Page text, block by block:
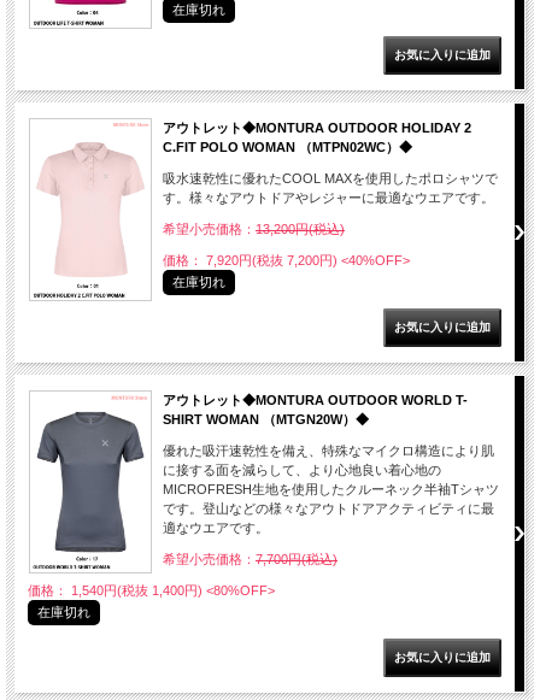
在庫切れ
アウトレット◆MONTURA OUTDOOR HOLIDAY 2
C.FIT POLO WOMAN （MTPN02WC）◆
吸水速乾性に優れたCOOL MAXを使用したポロシャツで
す。様々なアウトドアやレジャーに最適なウエアです。
希望小売価格： 13,200円(税込)
価格： 7,920円(税抜 7,200円) <40%OFF>
在庫切れ
アウトレット◆MONTURA OUTDOOR WORLD T-
SHIRT WOMAN （MTGN20W）◆
優れた吸汗速乾性を備え、特殊なマイクロ構造により肌
に接する面を減らして、より心地良い着心地の
MICROFRESH生地を使用したクルーネック半袖Tシャツ
です。登山などの様々なアウトドアアクティビティに最
適なウエアです。
希望小売価格： 7,700円(税込)
価格： 1,540円(税抜 1,400円) <80%OFF>
在庫切れ